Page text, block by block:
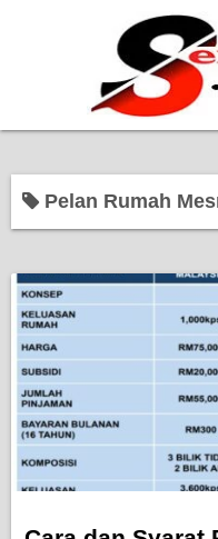
Bantuan Kerajaan
Pendidikan
Kerja Kosong Terkini
Pelan Rumah